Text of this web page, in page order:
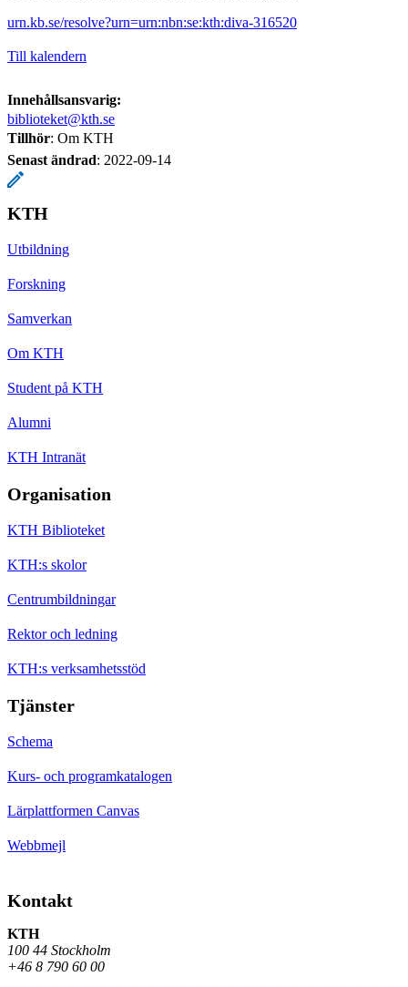
urn.kb.se/resolve?urn=urn:nbn:se:kth:diva-316520
Till kalendern
Innehållsansvarig:
biblioteket@kth.se
Tillhör: Om KTH
Senast ändrad: 2022-09-14
KTH
Utbildning
Forskning
Samverkan
Om KTH
Student på KTH
Alumni
KTH Intranät
Organisation
KTH Biblioteket
KTH:s skolor
Centrumbildningar
Rektor och ledning
KTH:s verksamhetsstöd
Tjänster
Schema
Kurs- och programkatalogen
Lärplattformen Canvas
Webbmejl
Kontakt
KTH
100 44 Stockholm
+46 8 790 60 00